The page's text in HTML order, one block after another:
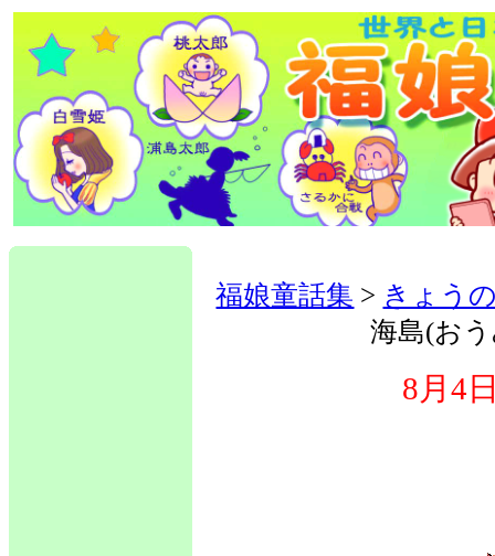
福娘童話集 > きょう
海島(お
8月4